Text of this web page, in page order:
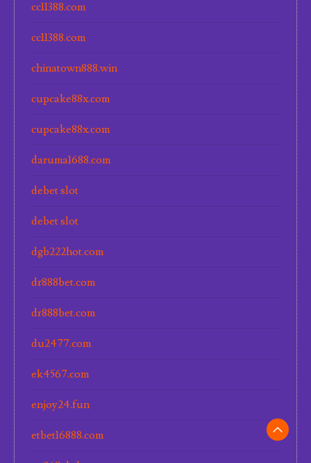
cc11388.com
cc11388.com
chinatown888.win
cupcake88x.com
cupcake88x.com
daruma1688.com
debet slot
debet slot
dgb222hot.com
dr888bet.com
dr888bet.com
du2477.com
ek4567.com
enjoy24.fun
etbet16888.com